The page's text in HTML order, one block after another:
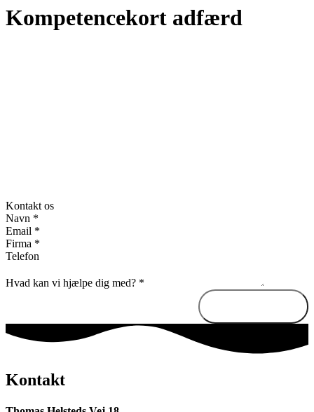
Kompetencekort adfærd
Kontakt os
Navn *
Email *
Firma *
Telefon
Hvad kan vi hjælpe dig med? *
Kontakt